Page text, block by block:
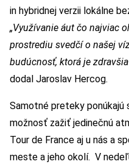
in hybridnej verzii lokálne
„Využívanie áut čo najviac
prostrediu svedčí o našej
budúcnosť, ktorá je
dodal Jaroslav Hercog.
Samotné preteky ponúkajú
možnosť zažiť jedinečnú
Tour de France aj u nás a
meste a jeho okolí. V